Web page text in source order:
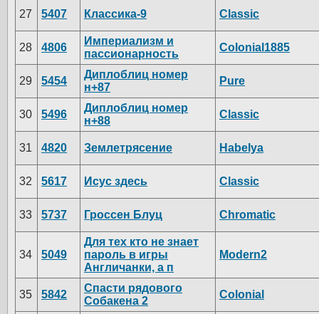
27 5407 Классика-9 Classic
28 4806
Империализм и
пассионарность
Colonial1885
29 5454
Диплоблиц номер
н+87
Pure
30 5496
Диплоблиц номер
н+88
Classic
31 4820 Землетрясение Habelya
32 5617 Исус здесь Classic
33 5737 Гроссен Блуц Chromatic
34 5049
Для тех кто не знает
пароль в игры
Англичанки, а п
Modern2
35 5842
Спасти рядового
Собакена 2
Colonial